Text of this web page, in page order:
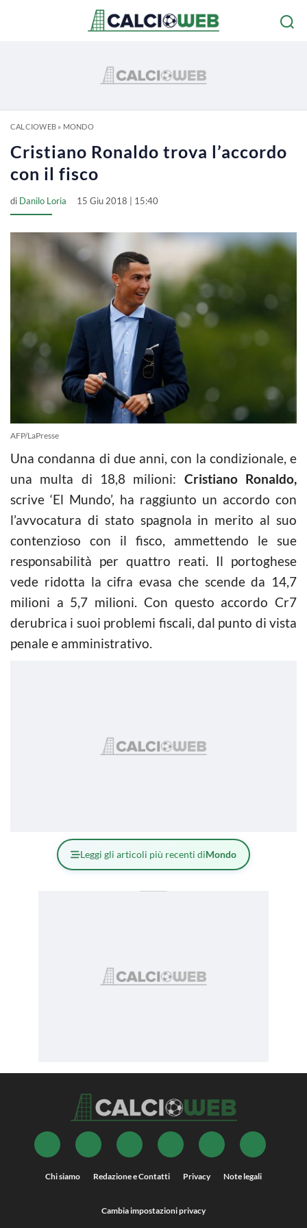
CALCIOWEB» MONDO
Cristiano Ronaldo trova l’accordo
con il fisco
di Danilo Loria 15 Giu 2018 | 15:40
AFP/LaPresse
Una condanna di due anni, con la condizionale, e
una multa di 18,8 milioni: Cristiano Ronaldo,
scrive ‘El Mundo’, ha raggiunto un accordo con
l’avvocatura di stato spagnola in merito al suo
contenzioso con il fisco, ammettendo le sue
responsabilità per quattro reati. Il portoghese
vede ridotta la cifra evasa che scende da 14,7
milioni a 5,7 milioni. Con questo accordo Cr7
derubrica i suoi problemi fiscali, dal punto di vista
penale e amministrativo.
Leggi gli articoli più recenti diMondo
Chi siamo Redazione e Contatti Privacy Note legali
Cambia impostazioni privacy